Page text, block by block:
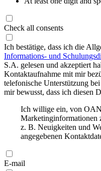
Check all consents
Ich bestätige, dass ich die
Informations- und
S.A. gelesen und akzeptiert
Kontaktaufnahme mit mir
telefonische Unterstützung
mir bewusst, dass ich diesen
Ich willige ein, von
Marketinginformationen
z. B. Neuigkeiten und
angegebenen
E-mail